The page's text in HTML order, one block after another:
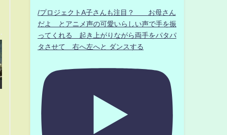
/プロジェクトA子さんも注目？ お母さん
だよ とアニメ声の可愛いらしい声で手を振
ってくれる 起き上がりながら両手をパタパ
タさせて 右へ左へと ダンスする